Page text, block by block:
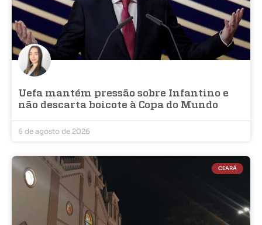
Uefa mantém pressão sobre Infantino e
não descarta boicote à Copa do Mundo
6 de agosto de 2026
CEARÁ